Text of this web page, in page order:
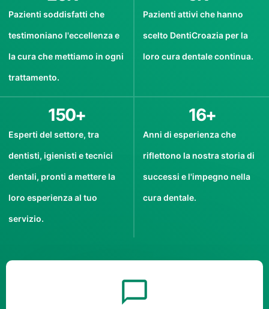
Pazienti soddisfatti che
testimoniano l'eccellenza e
la cura che mettiamo in ogni
trattamento.
Pazienti attivi che hanno
scelto DentiCroazia per la
loro cura dentale continua.
Esperti del settore, tra
dentisti, igienisti e tecnici
dentali, pronti a mettere la
loro esperienza al tuo
servizio.
150+
Anni di esperienza che
riflettono la nostra storia di
successi e l'impegno nella
cura dentale.
16+